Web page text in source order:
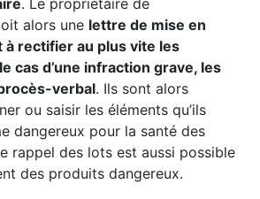
. Le propriétaire de
alors une lettre de mise en
à rectifier au plus vite les
cas d’une infraction grave, les
verbal. Ils sont alors
ou saisir les éléments qu’ils
dangereux pour la santé des
rappel des lots est aussi possible
des produits dangereux.